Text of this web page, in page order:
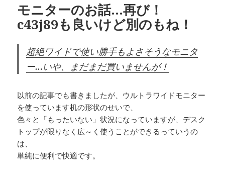
モニターのお話…再び！
c43j89も良いけど別のもね！
超絶ワイドで使い勝手もよさそうなモニタ
ー…いや、まだまだ買いませんが！
以前の記事でも書きましたが、ウルトラワイドモニター
を使っています机の形状のせいで、
色々と「もったいない」状況になっていますが、デスク
トップが限りなく広～く使うことができるっていうの
は、
単純に便利で快適です。